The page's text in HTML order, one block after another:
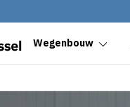
Wegenbouw